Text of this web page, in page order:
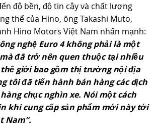
độ bền, độ tin cậy và chất lượng
thể của Hino, ông Takashi Muto,
Hino Motors Việt Nam nhấn mạnh:
nghệ Euro 4 không phải là một
đã trở nên quen thuộc tại nhiều
giới bao gồm thị trường nội địa
tôi đã tiến hành bán hàng các dịch
chục nghìn xe. Nói một cách
khi cung cấp sản phẩm mới này tới
Nam”.